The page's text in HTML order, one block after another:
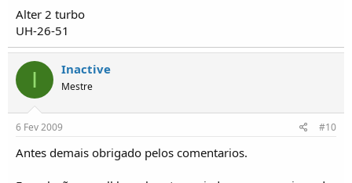
Alter 2 turbo
UH-26-51
I Inactive
Mestre
6 Fev 2009 #10
Antes demais obrigado pelos comentarios.